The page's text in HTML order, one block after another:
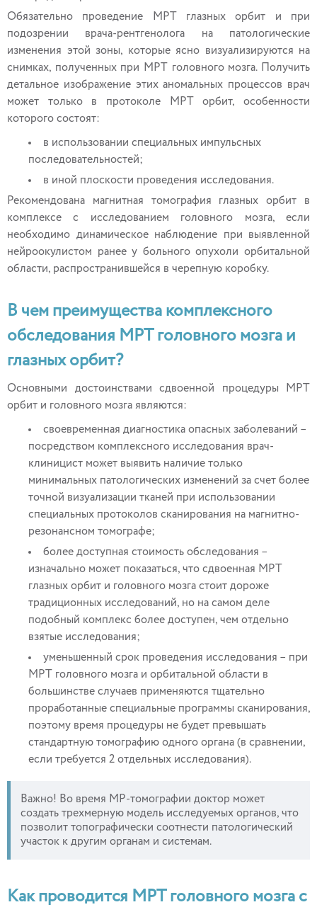
Обязательно проведение МРТ глазных орбит и при
подозрении врача-рентгенолога на патологические
изменения этой зоны, которые ясно визуализируются на
снимках, полученных при МРТ головного мозга. Получить
детальное изображение этих аномальных процессов врач
может только в протоколе МРТ орбит, особенности
которого состоят:
в использовании специальных импульсных
последовательностей;
в иной плоскости проведения исследования.
Рекомендована магнитная томография глазных орбит в
комплексе с исследованием головного мозга, если
необходимо динамическое наблюдение при выявленной
нейроокулистом ранее у больного опухоли орбитальной
области, распространившейся в черепную коробку.
В чем преимущества комплексного
обследования МРТ головного мозга и
глазных орбит?
Основными достоинствами сдвоенной процедуры МРТ
орбит и головного мозга являются:
своевременная диагностика опасных заболеваний –
посредством комплексного исследования врач-
клиницист может выявить наличие только
минимальных патологических изменений за счет более
точной визуализации тканей при использовании
специальных протоколов сканирования на магнитно-
резонансном томографе;
более доступная стоимость обследования –
изначально может показаться, что сдвоенная МРТ
глазных орбит и головного мозга стоит дороже
традиционных исследований, но на самом деле
подобный комплекс более доступен, чем отдельно
взятые исследования;
уменьшенный срок проведения исследования – при
МРТ головного мозга и орбитальной области в
большинстве случаев применяются тщательно
проработанные специальные программы сканирования,
поэтому время процедуры не будет превышать
стандартную томографию одного органа (в сравнении,
если требуется 2 отдельных исследования).
Важно! Во время МР-томографии доктор может
создать трехмерную модель исследуемых органов, что
позволит топографически соотнести патологический
участок к другим органам и системам.
Как проводится МРТ головного мозга с